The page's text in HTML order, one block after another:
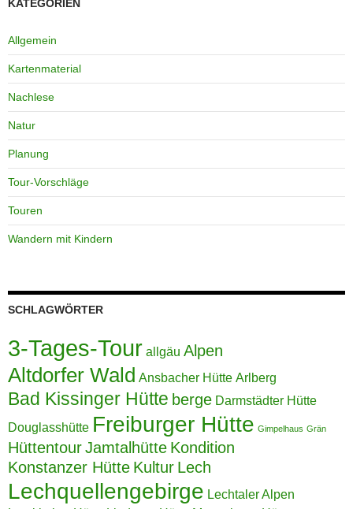
KATEGORIEN
Allgemein
Kartenmaterial
Nachlese
Natur
Planung
Tour-Vorschläge
Touren
Wandern mit Kindern
SCHLAGWÖRTER
3-Tages-Tour allgäu Alpen
Altdorfer Wald Ansbacher Hütte Arlberg
Bad Kissinger Hütte berge Darmstädter Hütte
Douglasshütte Freiburger Hütte Gimpelhaus Grän
HüttentourJamtalhütte Kondition
Konstanzer Hütte Kultur Lech
Lechquellengebirge Lechtaler Alpen